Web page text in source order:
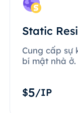
Static
Cung cấp sự
bí mật nhà ở.
$5/IP